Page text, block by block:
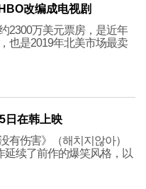
改编成电视剧
2300万美元票房，是近年
也是2019年北美市场最卖
日在韩上映
有伤害》（해치지않아）
续了前作的爆笑风格，以